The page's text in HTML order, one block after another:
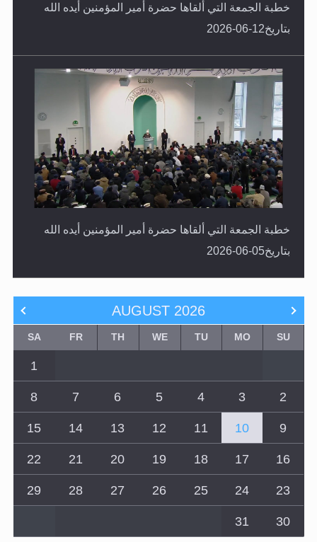
خطبة الجمعة التي ألقاها حضرة أمير المؤمنين أيده الله
بتاريخ12-06-2026
خطبة الجمعة التي ألقاها حضرة أمير المؤمنين أيده الله
بتاريخ05-06-2026
AUGUST 2026
SU
MO
TU
WE
TH
FR
SA
1
2
3
4
5
6
7
8
9
10
11
12
13
14
15
16
17
18
19
20
21
22
23
24
25
26
27
28
29
30
31